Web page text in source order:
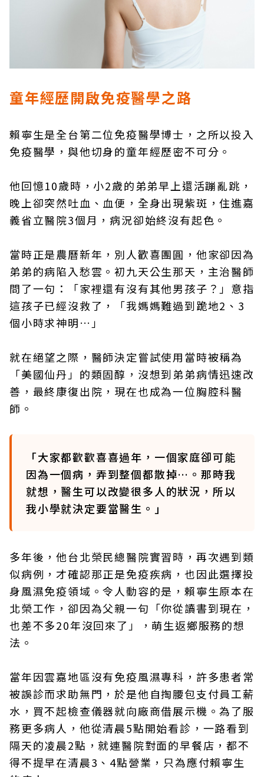
童年經歷開啟免疫醫學之路
賴寧生是全台第二位免疫醫學博士，之所以投入
免疫醫學，與他切身的童年經歷密不可分。
他回憶10歲時，小2歲的弟弟早上還活蹦亂跳，
晚上卻突然吐血、血便，全身出現紫斑，住進嘉
義省立醫院3個月，病況卻始終沒有起色。
當時正是農曆新年，別人歡喜團圓，他家卻因為
弟弟的病陷入愁雲。初九天公生那天，主治醫師
問了一句：「家裡還有沒有其他男孩子？」意指
這孩子已經沒救了，「我媽媽難過到跪地2、3
個小時求神明…」
就在絕望之際，醫師決定嘗試使用當時被稱為
「美國仙丹」的類固醇，沒想到弟弟病情迅速改
善，最終康復出院，現在也成為一位胸腔科醫
師。
「大家都歡歡喜喜過年，一個家庭卻可能
因為一個病，弄到整個都散掉…。那時我
就想，醫生可以改變很多人的狀況，所以
我小學就決定要當醫生。」
多年後，他台北榮民總醫院實習時，再次遇到類
似病例，才確認那正是免疫疾病，也因此選擇投
身風濕免疫領域。令人動容的是，賴寧生原本在
北榮工作，卻因為父親一句「你從讀書到現在，
也差不多20年沒回來了」，萌生返鄉服務的想
法。
當年因雲嘉地區沒有免疫風濕專科，許多患者常
被誤診而求助無門，於是他自掏腰包支付員工薪
水，買不起檢查儀器就向廠商借展示機。為了服
務更多病人，他從清晨5點開始看診，一路看到
隔天的凌晨2點，就連醫院對面的早餐店，都不
得不提早在清晨3、4點營業，只為應付賴寧生